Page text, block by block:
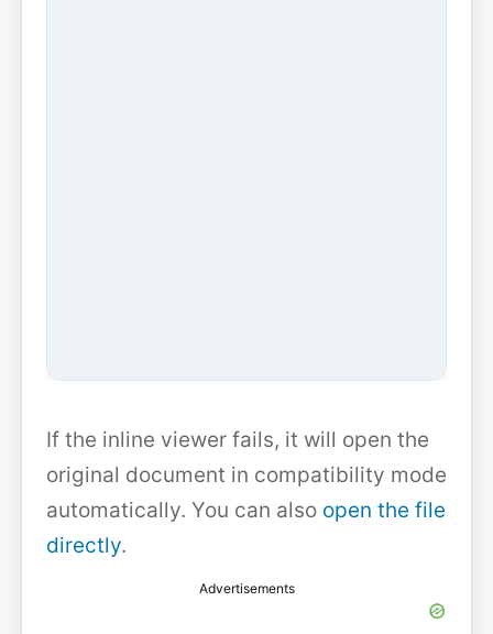
If the inline viewer fails, it will open the
original document in compatibility mode
automatically. You can also open the file
directly.
Advertisements